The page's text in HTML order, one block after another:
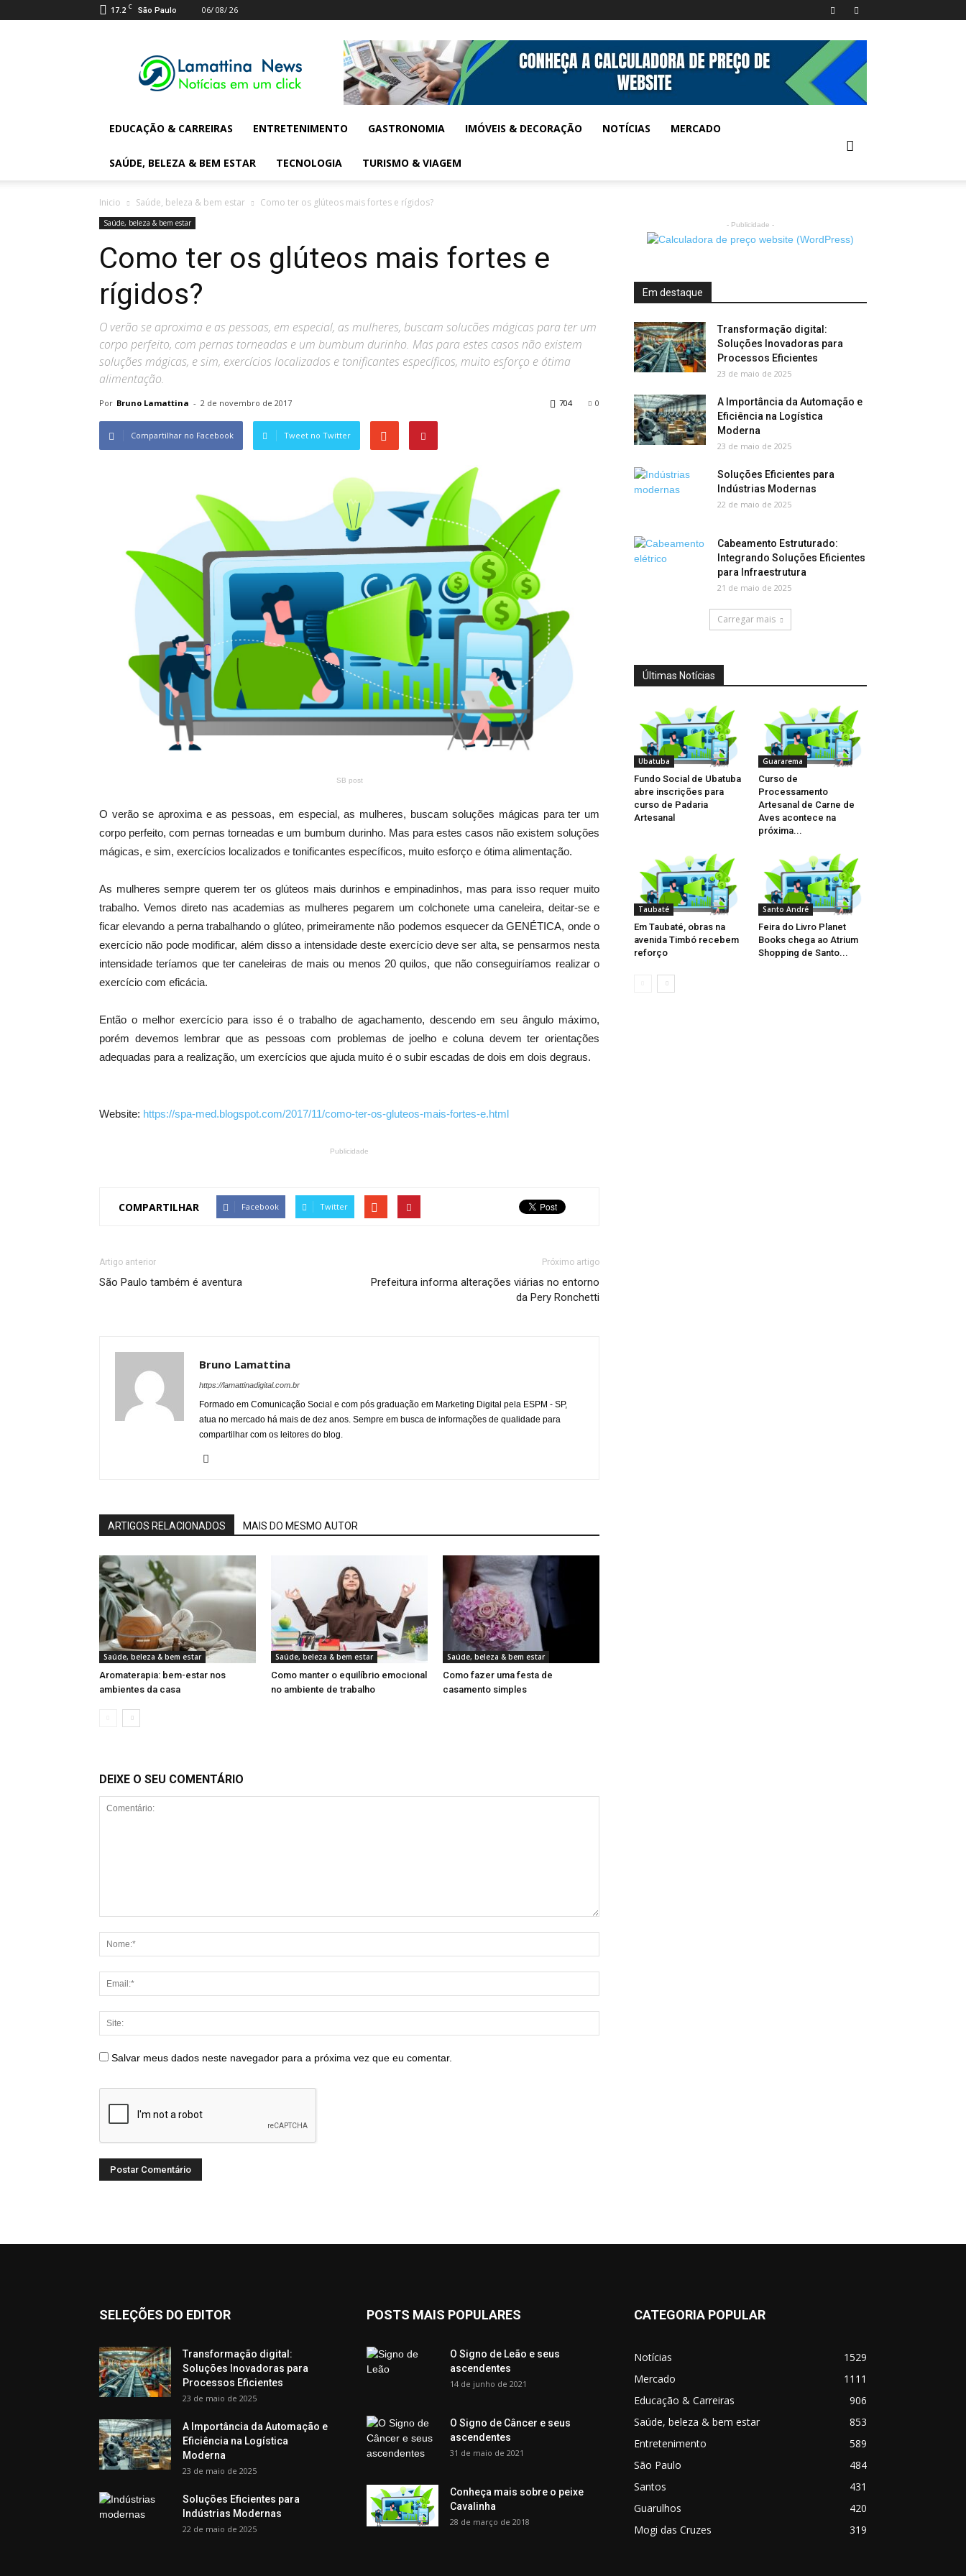
17.2 C São Paulo 06/ 08/ 26
Digital
News
EDUCAÇÃO & CARREIRAS ENTRETENIMENTO GASTRONOMIA IMÓVEIS & DECORAÇÃO NOTÍCIAS MERCADO
SAÚDE, BELEZA & BEM ESTAR TECNOLOGIA TURISMO & VIAGEM
Inicio Saúde, beleza & bem estar Como ter os glúteos mais fortes e rígidos?
Saúde, beleza & bem estar
Como ter os glúteos mais fortes e
rígidos?
O verão se aproxima e as pessoas, em especial, as mulheres, buscam solucões mágicas para ter um
corpo perfeito, com pernas torneadas e um bumbum durinho. Mas para estes casos não existem
soluções mágicas, e sim, exercícios localizados e tonificantes específicos, muito esforço e ótima
alimentação.
Por Bruno Lamattina - 2 de novembro de 2017 0
704
Compartilhar no Facebook Tweet no Twitter
SB post
O verão se aproxima e as pessoas, em especial, as mulheres, buscam soluções mágicas para ter um
corpo perfeito, com pernas torneadas e um bumbum durinho. Mas para estes casos não existem soluções
mágicas, e sim, exercícios localizados e tonificantes específicos, muito esforço e ótima alimentação.
As mulheres sempre querem ter os glúteos mais durinhos e empinadinhos, mas para isso requer muito
trabalho. Vemos direto nas academias as mulheres pegarem um colchonete uma caneleira, deitar-se e
ficar elevando a perna trabalhando o glúteo, primeiramente não podemos esquecer da GENÉTICA, onde o
exercício não pode modificar, além disso a intensidade deste exercício deve ser alta, se pensarmos nesta
intensidade teríamos que ter caneleiras de mais ou menos 20 quilos, que não conseguiríamos realizar o
exercício com eficácia.
Então o melhor exercício para isso é o trabalho de agachamento, descendo em seu ângulo máximo,
porém devemos lembrar que as pessoas com problemas de joelho e coluna devem ter orientações
adequadas para a realização, um exercícios que ajuda muito é o subir escadas de dois em dois degraus.
Website: https://spa-med.blogspot.com/2017/11/como-ter-os-gluteos-mais-fortes-e.html
Publicidade
COMPARTILHAR Facebook Twitter
Artigo anterior
São Paulo também é aventura
Próximo artigo
Prefeitura informa alterações viárias no entorno
da Pery Ronchetti
Bruno Lamattina
https://lamattinadigital.com.br
Formado em Comunicação Social e com pós graduação em Marketing Digital pela ESPM - SP,
atua no mercado há mais de dez anos. Sempre em busca de informações de qualidade para
compartilhar com os leitores do blog.
ARTIGOS RELACIONADOS MAIS DO MESMO AUTOR
Saúde, beleza & bem estar
Aromaterapia: bem-estar nos
ambientes da casa
Saúde, beleza & bem estar
Como manter o equilíbrio emocional
no ambiente de trabalho
Saúde, beleza & bem estar
Como fazer uma festa de
casamento simples
DEIXE O SEU COMENTÁRIO
Salvar meus dados neste navegador para a próxima vez que eu comentar.
- Publicidade -
Em destaque
Transformação digital:
Soluções Inovadoras para
Processos Eficientes
23 de maio de 2025
A Importância da Automação e
Eficiência na Logística
Moderna
23 de maio de 2025
Soluções Eficientes para
Indústrias Modernas
22 de maio de 2025
Cabeamento Estruturado:
Integrando Soluções Eficientes
para Infraestrutura
21 de maio de 2025
Carregar mais
Últimas Notícias
Ubatuba
Fundo Social de Ubatuba
abre inscrições para
curso de Padaria
Artesanal
Guararema
Curso de
Processamento
Artesanal de Carne de
Aves acontece na
próxima...
Taubaté
Em Taubaté, obras na
avenida Timbó recebem
reforço
Santo André
Feira do Livro Planet
Books chega ao Atrium
Shopping de Santo...
SELEÇÕES DO EDITOR
Transformação digital:
Soluções Inovadoras para
Processos Eficientes
23 de maio de 2025
A Importância da Automação e
Eficiência na Logística
Moderna
23 de maio de 2025
Soluções Eficientes para
Indústrias Modernas
22 de maio de 2025
POSTS MAIS POPULARES
O Signo de Leão e seus
ascendentes
14 de junho de 2021
O Signo de Câncer e seus
ascendentes
31 de maio de 2021
Conheça mais sobre o peixe
Cavalinha
28 de março de 2018
CATEGORIA POPULAR
Notícias
1529
Mercado
1111
Educação & Carreiras
906
Saúde, beleza & bem estar
853
Entretenimento
589
São Paulo
484
Santos
431
Guarulhos
420
Mogi das Cruzes
319